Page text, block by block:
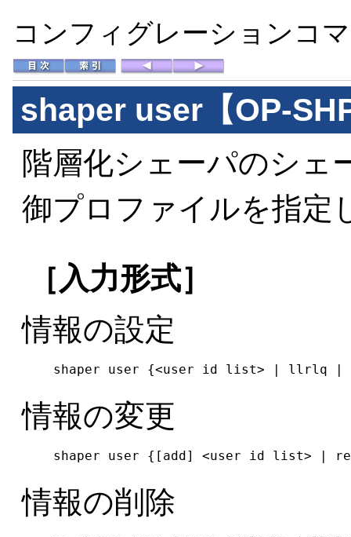
コンフィグレーションコ
shaper user【OP-
階層化シェーパのシェ
御プロファイルを指定
［入力形式］
情報の設定
shaper user {<user id list> | llrlq |
情報の変更
shaper user {[add] <user id list> |
情報の削除